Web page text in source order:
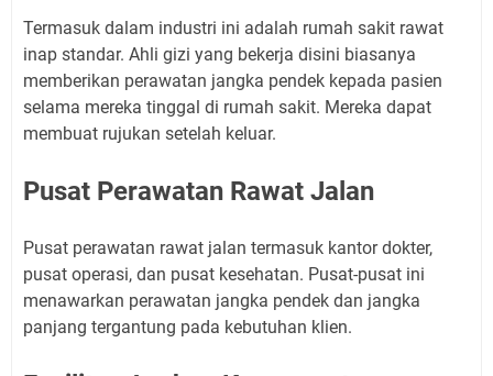
Termasuk dalam industri ini adalah rumah sakit rawat
inap standar. Ahli gizi yang bekerja disini biasanya
memberikan perawatan jangka pendek kepada pasien
selama mereka tinggal di rumah sakit. Mereka dapat
membuat rujukan setelah keluar.
Pusat Perawatan Rawat Jalan
Pusat perawatan rawat jalan termasuk kantor dokter,
pusat operasi, dan pusat kesehatan. Pusat-pusat ini
menawarkan perawatan jangka pendek dan jangka
panjang tergantung pada kebutuhan klien.